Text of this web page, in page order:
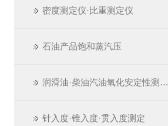
密度测定仪·比重测定仪
石油产品饱和蒸汽压
润滑油·柴油汽油氧化安定性测定仪
针入度·锥入度·贯入度测定